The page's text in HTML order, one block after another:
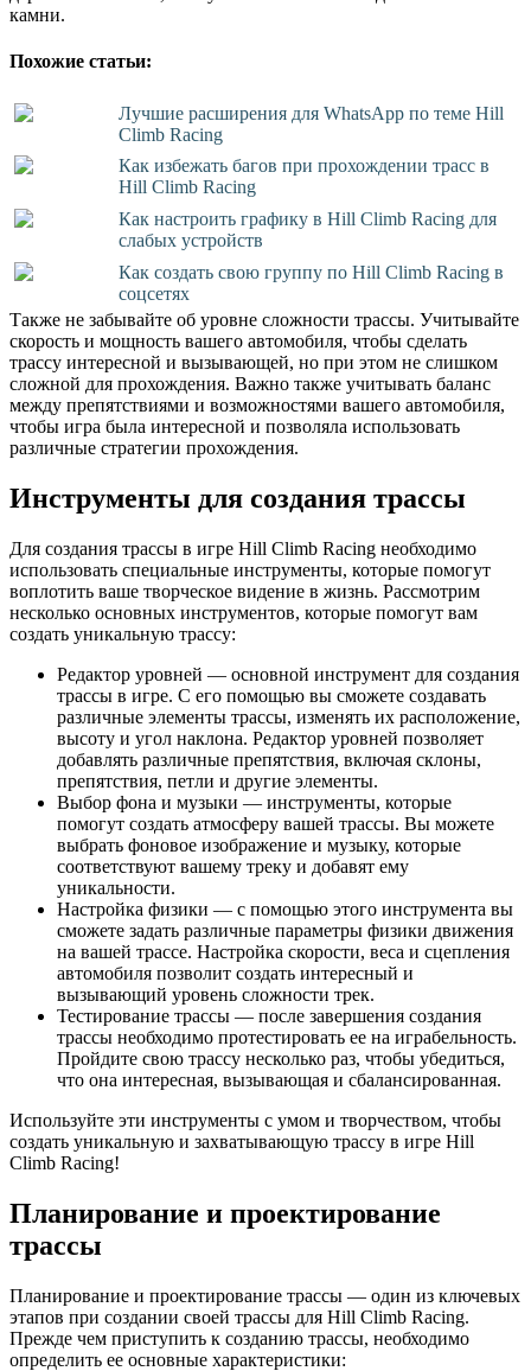
камни.
Похожие статьи:
Лучшие расширения для WhatsApp по теме Hill
Climb Racing
Как избежать багов при прохождении трасс в
Hill Climb Racing
Как настроить графику в Hill Climb Racing для
слабых устройств
Как создать свою группу по Hill Climb Racing в
соцсетях
Также не забывайте об уровне сложности трассы. Учитывайте
скорость и мощность вашего автомобиля, чтобы сделать
трассу интересной и вызывающей, но при этом не слишком
сложной для прохождения. Важно также учитывать баланс
между препятствиями и возможностями вашего автомобиля,
чтобы игра была интересной и позволяла использовать
различные стратегии прохождения.
Инструменты для создания трассы
Для создания трассы в игре Hill Climb Racing необходимо
использовать специальные инструменты, которые помогут
воплотить ваше творческое видение в жизнь. Рассмотрим
несколько основных инструментов, которые помогут вам
создать уникальную трассу:
Редактор уровней — основной инструмент для создания
трассы в игре. С его помощью вы сможете создавать
различные элементы трассы, изменять их расположение,
высоту и угол наклона. Редактор уровней позволяет
добавлять различные препятствия, включая склоны,
препятствия, петли и другие элементы.
Выбор фона и музыки — инструменты, которые
помогут создать атмосферу вашей трассы. Вы можете
выбрать фоновое изображение и музыку, которые
соответствуют вашему треку и добавят ему
уникальности.
Настройка физики — с помощью этого инструмента вы
сможете задать различные параметры физики движения
на вашей трассе. Настройка скорости, веса и сцепления
автомобиля позволит создать интересный и
вызывающий уровень сложности трек.
Тестирование трассы — после завершения создания
трассы необходимо протестировать ее на играбельность.
Пройдите свою трассу несколько раз, чтобы убедиться,
что она интересная, вызывающая и сбалансированная.
Используйте эти инструменты с умом и творчеством, чтобы
создать уникальную и захватывающую трассу в игре Hill
Climb Racing!
Планирование и проектирование
трассы
Планирование и проектирование трассы — один из ключевых
этапов при создании своей трассы для Hill Climb Racing.
Прежде чем приступить к созданию трассы, необходимо
определить ее основные характеристики: